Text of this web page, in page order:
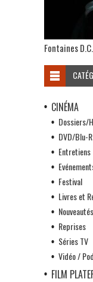
Fontaines
CINÉMA
Dossiers/
DVD/Blu-
Entretiens
Festival
Livres et
Reprises
Séries TV
Vidéo /
FILM